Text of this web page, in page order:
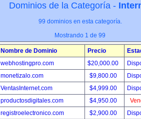
Dominios de la Categoría -
99 dominios en esta categoría.
Mostrando 1 de 99
Nombre de Dominio Precio
webhostingpro.com
$20,000.00
monetizalo.com
$9,800.00
VentasInternet.com
$4,999.00
productosdigitales.com
$4,950.00
registroelectronico.com
$2,900.00